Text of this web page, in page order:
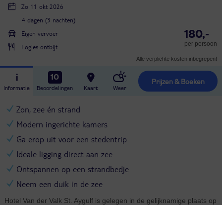
Zo 11 okt 2026
4 dagen (3 nachten)
Eigen vervoer
Logies ontbijt
180,-
per persoon
Alle verplichte kosten inbegrepen!
Informatie
10
Beoordelingen Kaart Weer
Prijzen & Boeken
Zon, zee én strand
Modern ingerichte kamers
Ga erop uit voor een stedentrip
Ideale ligging direct aan zee
Ontspannen op een strandbedje
Neem een duik in de zee
Hotel Van der Valk St. Aygulf is gelegen in de gelijknamige plaats op